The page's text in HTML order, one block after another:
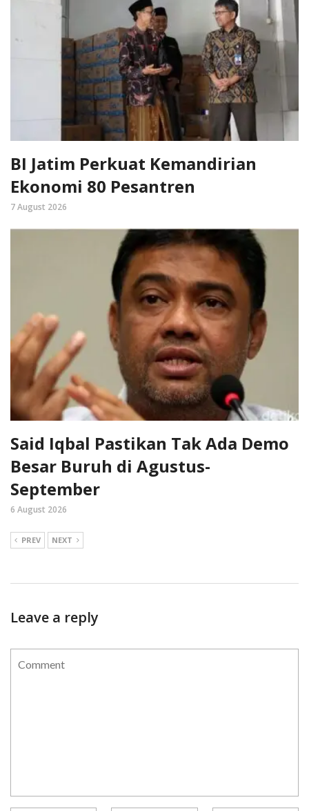
BI Jatim Perkuat Kemandirian
Ekonomi 80 Pesantren
7 August 2026
Said Iqbal Pastikan Tak Ada Demo
Besar Buruh di Agustus-
September
6 August 2026
PREV NEXT
Leave a reply